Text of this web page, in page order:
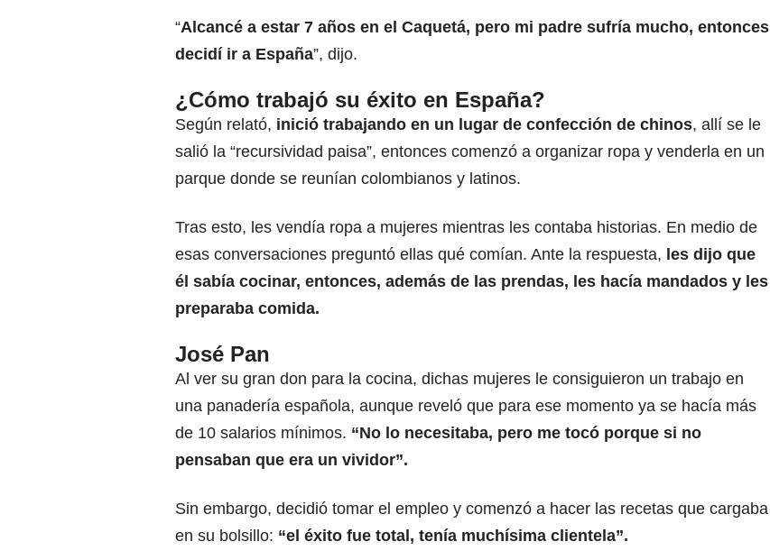
“Alcancé a estar 7 años en el Caquetá, pero mi padre sufría mucho, entonces
decidí ir a España”, dijo.
¿Cómo trabajó su éxito en España?
Según relató, inició trabajando en un lugar de confección de chinos, allí se le
salió la “recursividad paisa”, entonces comenzó a organizar ropa y venderla en un
parque donde se reunían colombianos y latinos.
Tras esto, les vendía ropa a mujeres mientras les contaba historias. En medio de
esas conversaciones preguntó ellas qué comían. Ante la respuesta, les dijo que
él sabía cocinar, entonces, además de las prendas, les hacía mandados y les
preparaba comida.
José Pan
Al ver su gran don para la cocina, dichas mujeres le consiguieron un trabajo en
una panadería española, aunque reveló que para ese momento ya se hacía más
de 10 salarios mínimos. “No lo necesitaba, pero me tocó porque si no
pensaban que era un vividor”.
Sin embargo, decidió tomar el empleo y comenzó a hacer las recetas que cargaba
en su bolsillo: “el éxito fue total, tenía muchísima clientela”.